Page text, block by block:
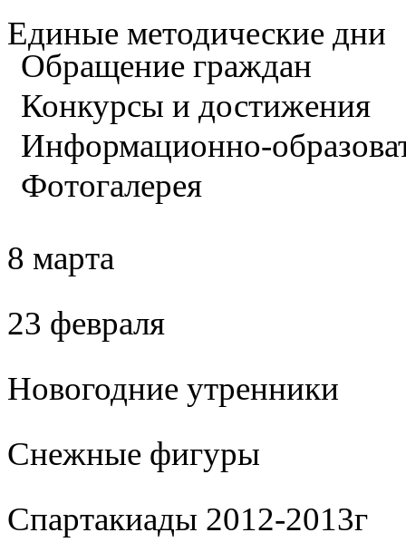
Единые методические дни
Обращение граждан
Конкурсы и достижения
Информационно-
Фотогалерея
8 марта
23 февраля
Новогодние утренники
Cнежные фигуры
Спартакиады 2012-2013г